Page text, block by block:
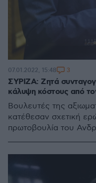
ΣΥΡΙΖΑ: Ζητά
κάλυψη κόστους από
Βουλευτές της
κατέθεσαν σχετική
πρωτοβουλία του
07.01.2022, 15:48 3